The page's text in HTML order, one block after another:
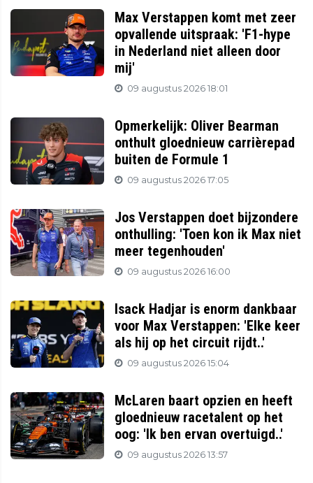
Max Verstappen komt met zeer
opvallende uitspraak: 'F1-hype
in Nederland niet alleen door
mij'
09 augustus 2026 18:01
Opmerkelijk: Oliver Bearman
onthult gloednieuw carrièrepad
buiten de Formule 1
09 augustus 2026 17:05
Jos Verstappen doet bijzondere
onthulling: 'Toen kon ik Max niet
meer tegenhouden'
09 augustus 2026 16:00
Isack Hadjar is enorm dankbaar
voor Max Verstappen: 'Elke keer
als hij op het circuit rijdt..'
09 augustus 2026 15:04
McLaren baart opzien en heeft
gloednieuw racetalent op het
oog: 'Ik ben ervan overtuigd..'
09 augustus 2026 13:57